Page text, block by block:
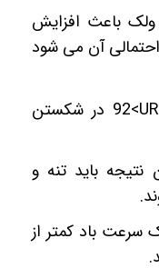
باعث افزایش
آن می شود
UR
>92 در شکستن
نتیجه باید تنه و
باد کمتر از